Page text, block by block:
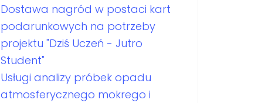
Dostawa nagród w postaci kart
podarunkowych na potrzeby
projektu "Dziś Uczeń - Jutro
Student"
Usługi analizy próbek opadu
atmosferycznego mokrego i